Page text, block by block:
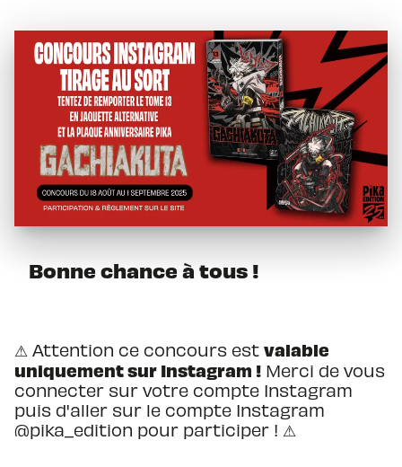
Bonne chance à tous !
⚠ Attention ce concours est valable
uniquement sur Instagram ! Merci de vous
connecter sur votre compte Instagram
puis d'aller sur le compte Instagram
@pika_edition pour participer ! ⚠